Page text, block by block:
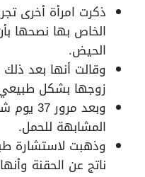
ذكرت امرأة أخرى
الخاص بها نصحها
الحيض.
وقالت أنها بعد
زوجها بشكل
وبعد
المشابهة للحمل.
وذهبت لاستشارة
ناتج عن الحقنة